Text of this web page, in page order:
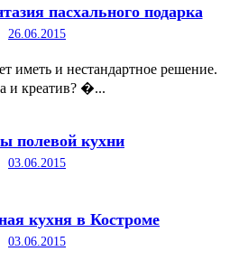
пасхального подарка
26.06.2015
иметь и нестандартное решение.
и креатив? �...
полевой кухни
03.06.2015
кухня в Костроме
03.06.2015